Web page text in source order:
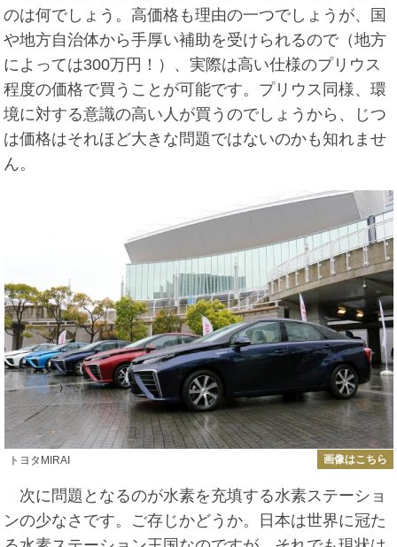
のは何でしょう。高価格も理由の一つでしょうが、国
や地方自治体から手厚い補助を受けられるので（地方
によっては300万円！）、実際は高い仕様のプリウス
程度の価格で買うことが可能です。プリウス同様、環
境に対する意識の高い人が買うのでしょうから、じつ
は価格はそれほど大きな問題ではないのかも知れませ
ん。
トヨタMIRAI 画像はこちら
次に問題となるのが水素を充填する水素ステーショ
ンの少なさです。ご存じかどうか。日本は世界に冠た